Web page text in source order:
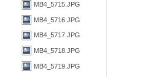
MB4_5715.JPG
MB4_5716.JPG
MB4_5717.JPG
MB4_5718.JPG
MB4_5719.JPG